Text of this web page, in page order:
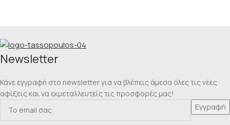
Νewsletter
Κάνε εγγραφή στο newsletter για να βλέπεις άμεσα όλες τις νέες
αφίξεις και να εκμεταλλευτείς τις προσφορές μας!